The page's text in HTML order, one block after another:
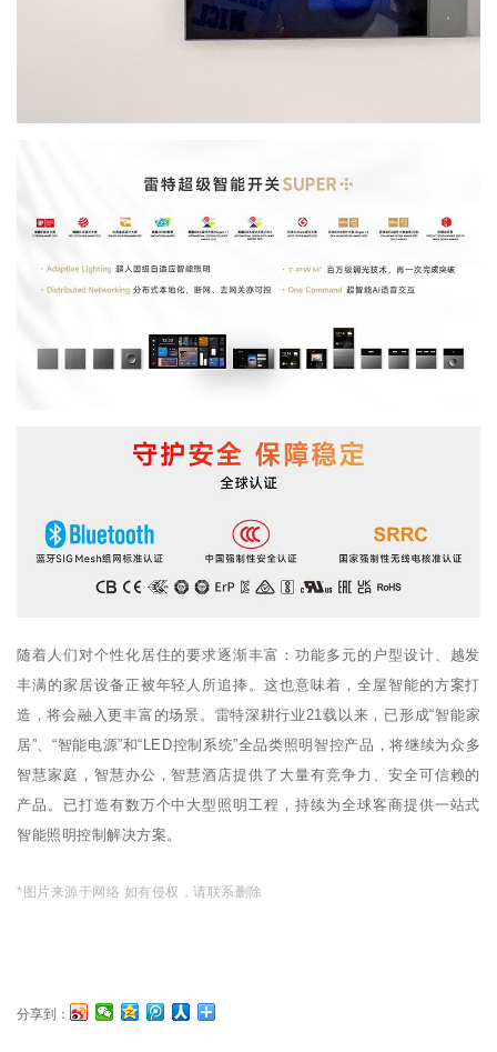
随着人们对个性化居住的要求逐渐丰富：功能多元的户型设计、越发
丰满的家居设备正被年轻人所追捧。这也意味着，全屋智能的方案打
造，将会融入更丰富的场景。雷特深耕行业21载以来，已形成“智能家
居”、“智能电源”和“LED控制系统”全品类照明智控产品，将继续为众多
智慧家庭，智慧办公，智慧酒店提供了大量有竞争力、安全可信赖的
产品。已打造有数万个中大型照明工程，持续为全球客商提供一站式
智能照明控制解决方案。
*图片来源于网络 如有侵权，请联系删除
分享到：